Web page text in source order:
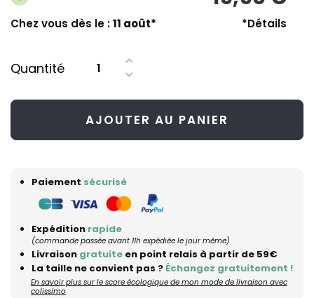
Chez vous dès le :11 août* *Détails
Quantité
AJOUTER AU PANIER
Paiement sécurisé
Expédition rapide
(commande passée avant 11h expédiée le jour même)
Livraison gratuite en point relais à partir de 59€
La taille ne convient pas ? Échangez gratuitement !
En savoir plus sur le score écologique de mon mode de livraison avec
colissimo